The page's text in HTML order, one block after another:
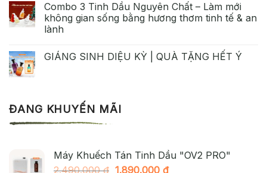
Combo 3 Tinh Dầu Nguyên Chất – Làm mới
không gian sống bằng hương thơm tinh tế & an
lành
GIÁNG SINH DIỆU KỲ | QUÀ TẶNG HẾT Ý
ĐANG KHUYẾN MÃI
Máy Khuếch Tán Tinh Dầu "OV2 PRO"
2.490.000₫ Giá
1.890.000 ₫Giá